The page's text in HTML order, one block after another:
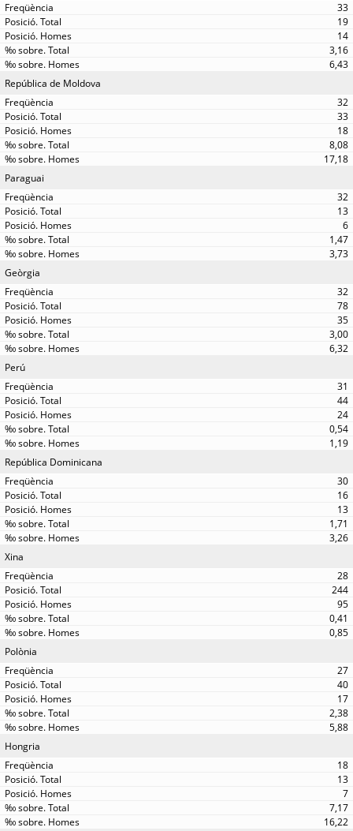
33
19
14
3,16
6,43
República de Moldova
32
33
18
8,08
17,18
Paraguai
32
13
6
1,47
3,73
Geòrgia
32
78
35
3,00
6,32
Perú
31
44
24
0,54
1,19
República Dominicana
30
16
13
1,71
3,26
Xina
28
244
95
0,41
0,85
Polònia
27
40
17
2,38
5,88
Hongria
18
13
7
7,17
16,22